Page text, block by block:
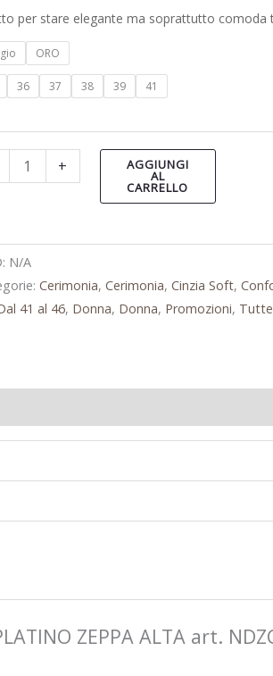
per stare elegante ma soprattutto comoda
ORO
36 37 38 39 41
+ AGGIUNGI
AL
CARRELLO
N/A
Cerimonia, Cerimonia, Cinzia Soft,
41 al 46, Donna, Donna, Promozioni,
ZEPPA ALTA art.